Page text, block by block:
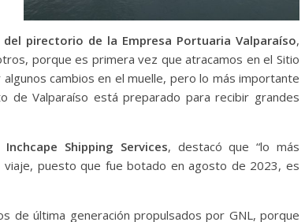
pirectorio de la Empresa Portuaria Valparaíso,
porque es primera vez que atracamos en el Sitio
algunos cambios en el muelle, pero lo más importante
Valparaíso está preparado para recibir grandes
Shipping Services, destacó que “lo más
puesto que fue botado en agosto de 2023, es
de última generación propulsados por GNL, porque